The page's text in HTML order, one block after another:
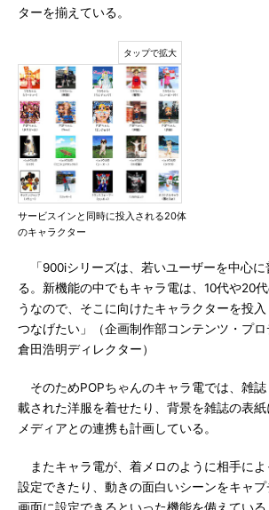
ターを揃えている。
サービスインと同時に投入される20体
のキャラクター
「900iシリーズは、若いユーザーを中心に
る。新機能の中でもキャラ電は、10代や20
うなので、そこに向けたキャラクターを投
つなげたい」（企画制作部コンテンツ・プ
倉田浩明ディレクター）
そのためPOPちゃんのキャラ電では、雑誌
載された洋服を着せたり、背景を雑誌の表紙
メディアとの連携も計画している。
またキャラ電が、着メロのように相手によ
設定できたり、動きの面白いシーンをキャ